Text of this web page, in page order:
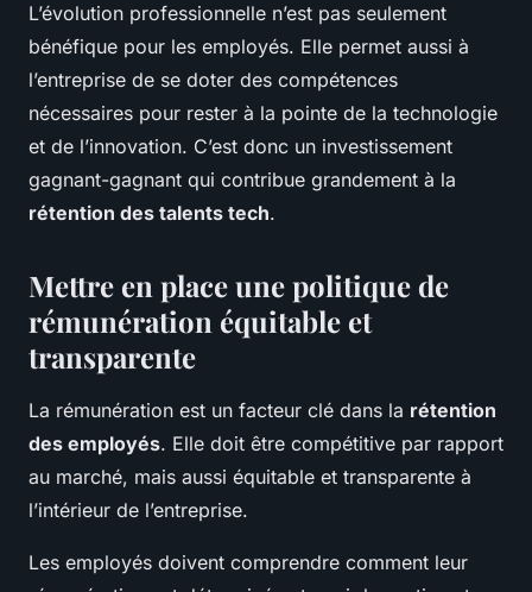
L’évolution professionnelle n’est pas seulement
bénéfique pour les employés. Elle permet aussi à
l’entreprise de se doter des compétences
nécessaires pour rester à la pointe de la technologie
et de l’innovation. C’est donc un investissement
gagnant-gagnant qui contribue grandement à la
rétention des talents tech.
Mettre en place une politique de
rémunération équitable et
transparente
La rémunération est un facteur clé dans la rétention
des employés. Elle doit être compétitive par rapport
au marché, mais aussi équitable et transparente à
l’intérieur de l’entreprise.
Les employés doivent comprendre comment leur